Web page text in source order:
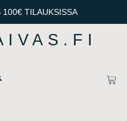
TILAUKSISSA